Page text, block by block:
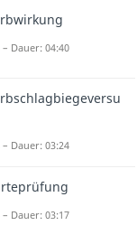
– Dauer: 04:40
Dauer: 03:24
– Dauer: 03:17